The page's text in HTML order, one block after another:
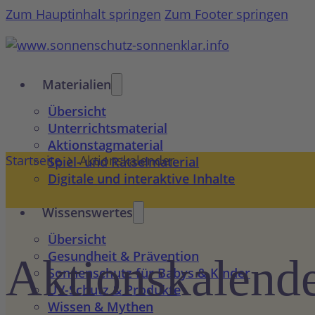
Zum Hauptinhalt springen Zum Footer springen
Materialien
Übersicht
Unterrichtsmaterial
Aktionstagmaterial
Spiel- und Rätselmaterial
Digitale und interaktive Inhalte
Wissenswertes
Übersicht
Gesundheit & Prävention
Sonnenschutz für Babys & Kinder
UV-Schutz & Produkte
Wissen & Mythen
Startseite Aktionskalender